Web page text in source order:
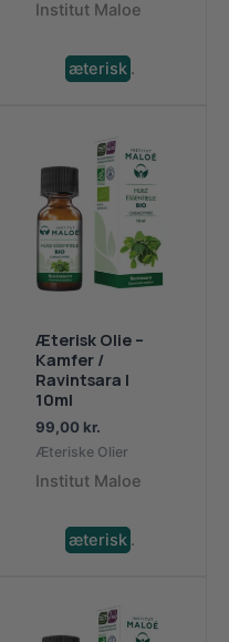
Institut Maloe
æterisk .
Æterisk Olie –
Kamfer /
Ravintsara |
10ml
99,00 kr.
Æteriske Olier
Institut Maloe
æterisk .